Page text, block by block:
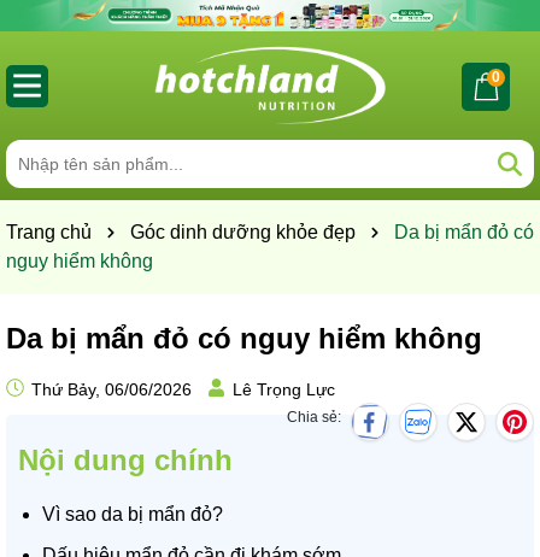
0
Trang chủ Góc dinh dưỡng khỏe đẹp
Da bị mẩn đỏ có
nguy hiểm không
Da bị mẩn đỏ có nguy hiểm không
Thứ Bảy, 06/06/2026 Lê Trọng Lực
Chia sẻ:
Nội dung chính
Vì sao da bị mẩn đỏ?